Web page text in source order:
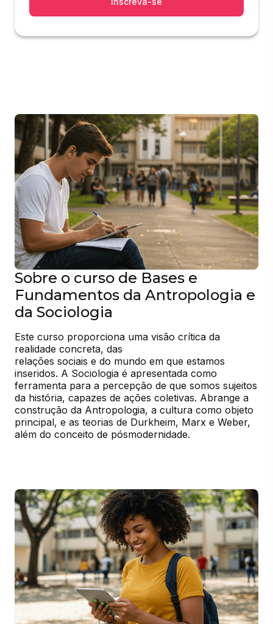
Sobre o curso de Bases e
Fundamentos da Antropologia e
da Sociologia
Este curso proporciona uma visão crítica da
realidade concreta, das
relações sociais e do mundo em que estamos
inseridos. A Sociologia é apresentada como
ferramenta para a percepção de que somos sujeitos
da história, capazes de ações coletivas. Abrange a
construção da Antropologia, a cultura como objeto
principal, e as teorias de Durkheim, Marx e Weber,
além do conceito de pósmodernidade.